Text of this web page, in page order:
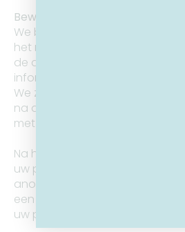
Bewaartermijn
We bewaren de persoonlijke
het noodzakelijk is voor het
de diensten die de vereniging
informatie over de werking uit te
We zullen uw
na de beëindiging van de
met 2GO VZW.
Na het verstrijken van deze
uw persoonsgegevens
anonimiseren, tenzij een
een gerechtvaardigd belang
uw persoonsgegevens langer